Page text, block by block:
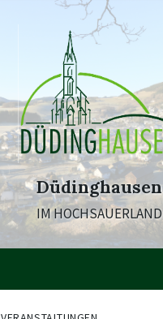
Düdinghausen
IM HOCHSAUERLAND